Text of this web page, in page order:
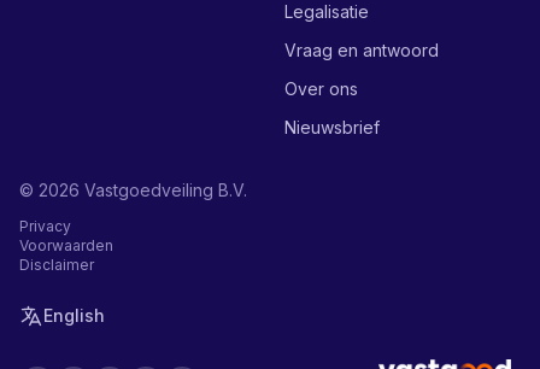
Legalisatie
Vraag en antwoord
Over ons
Nieuwsbrief
© 2026 Vastgoedveiling B.V.
Privacy
Voorwaarden
Disclaimer
English